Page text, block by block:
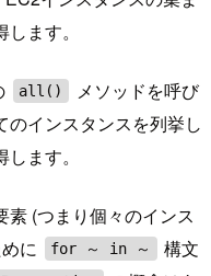
ます。
all()
メソッドを呼び
のインスタンスを列挙し
ます。
(つまり個々のインス
に
for ～ in ～
構文